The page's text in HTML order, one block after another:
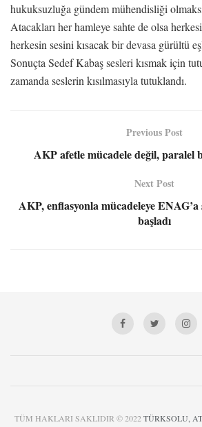
hukuksuzluğa gündem mühendisliği
Atacakları her hamleye sahte de olsa
herkesin sesini kısacak bir devasa gürültü
Sonuçta Sedef Kabaş sesleri kısmak için
zamanda seslerin kısılmasıyla tutuklandı.
Previous Post
AKP afetle mücadele değil, paralel
Next Post
AKP, enflasyonla mücadeleye
başladı
TÜM HAKLARI SAKLIDIR © 2022 TÜRKSOLU,